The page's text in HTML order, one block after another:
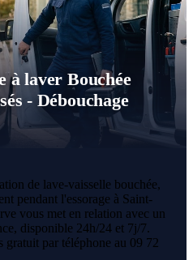
à laver Bouchée
- Débouchage
de lave-vaisselle bouchée,
pendant l'essorage à Saint-
vous met en relation avec un
disponible 24h/24 et 7j/7.
gratuit par téléphone au 09 72